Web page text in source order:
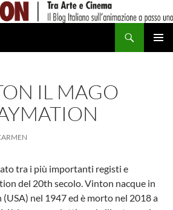
IL MAGO
tra i più importanti registi e
del 20th secolo. Vinton nacque in
nel 1947 ed è morto nel 2018 a